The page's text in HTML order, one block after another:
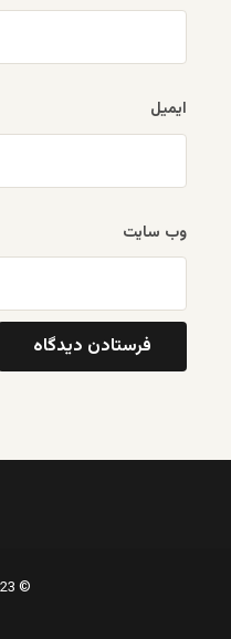
ایمیل
وب‌ سایت
© 2023 جاودان.